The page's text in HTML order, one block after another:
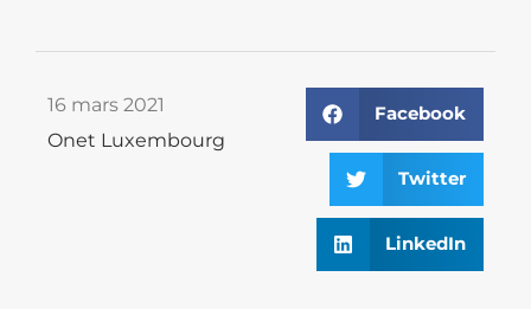
16 mars 2021
Onet Luxembourg
Facebook
Twitter
LinkedIn